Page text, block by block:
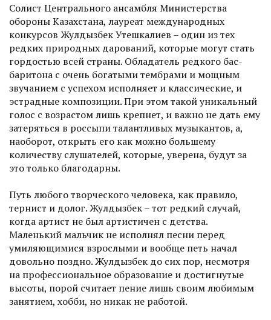
Солист Центрального ансамбля Министерства
обороны Казахстана, лауреат международных
конкурсов Жулдызбек Утешкалиев – один из тех
редких природных дарований, которые могут стать
гордостью всей страны. Обладатель редкого бас-
баритона с очень богатыми тембрами и мощным
звучанием с успехом исполняет и классические, и
эстрадные композиции. При этом такой уникальный
голос с возрас­том лишь крепнет, и важно не дать ему
затеряться в россыпи талантливых музыкантов, а,
наоборот, открыть его как можно большему
количеству слушателей, которые, уверена, будут за
это только благодарны.
Путь любого творческого человека, как правило,
тернист и долог. Жулдызбек – тот редкий случай,
когда артист не был артистичен с детства.
Маленький мальчик не исполнял песни перед
умиляющимися взрослыми и вообще петь начал
довольно поздно. Жулдызбек до сих пор, несмотря
на профессиональное образование и достигнутые
высоты, порой считает пение лишь своим любимым
занятием, хобби, но никак не работой.